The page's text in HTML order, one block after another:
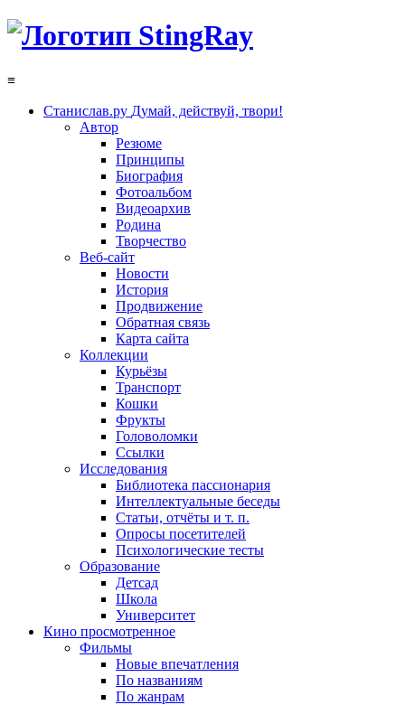
≡
Станислав.ру Думай, действуй, твори!
Автор
Резюме
Принципы
Биография
Фотоальбом
Видеоархив
Родина
Творчество
Веб-сайт
Новости
История
Продвижение
Обратная связь
Карта сайта
Коллекции
Курьёзы
Транспорт
Кошки
Фрукты
Головоломки
Ссылки
Исследования
Библиотека пассионария
Интеллектуальные беседы
Статьи, отчёты и т. п.
Опросы посетителей
Психологические тесты
Образование
Детсад
Школа
Университет
Кино просмотренное
Фильмы
Новые впечатления
По названиям
По жанрам